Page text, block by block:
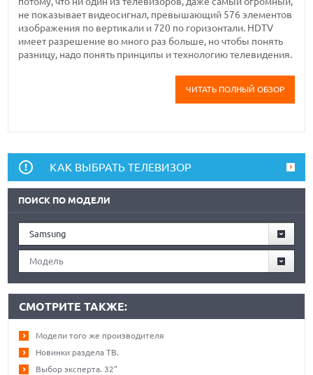
не показывает видеосигнал, превышающий 576 элементов
изображения по вертикали и 720 по горизонтали. HDTV
имеет разрешение во много раз больше, но чтобы понять
разницу, надо понять принципы и технологию телевидения.
ЧИТАТЬ ПОЛНЫЙ ОБЗОР
КАК ВЫБРАТЬ ТЕЛЕВИЗОР
ПОИСК ПО МОДЕЛИ
Samsung
Модель
СМОТРИТЕ ТАКЖЕ:
Модели того же производителя
Новинки раздела ТВ.
Выбор эксперта. 32"